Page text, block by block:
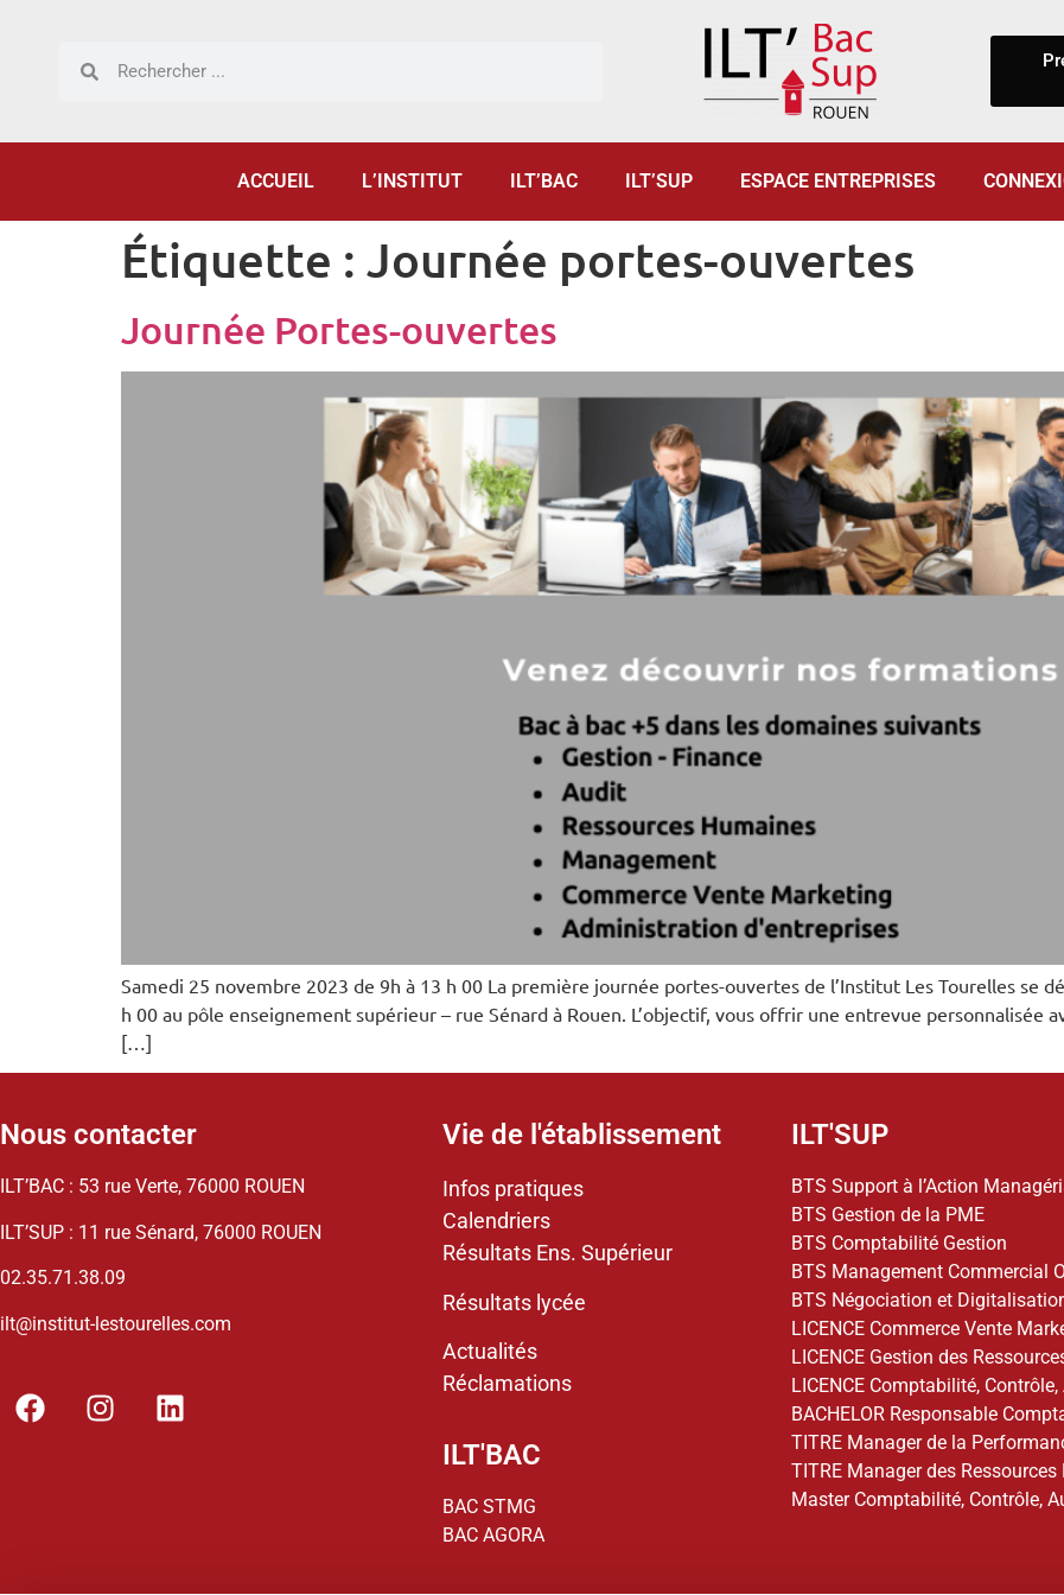
ACCUEIL L’INSTITUT ILT’BAC ILT’SUP ESPACE ENTREPRISES
Étiquette : Journée portes-ouvertes
Journée Portes-ouvertes
Samedi 25 novembre 2023 de 9h à 13 h 00 La première journée portes-ouvertes de l’Institut Les Tourelles se
h 00 au pôle enseignement supérieur – rue Sénard à Rouen. L’objectif, vous offrir une entrevue personnalisée
[…]
Nous contacter
ILT’BAC : 53 rue Verte, 76000 ROUEN
ILT’SUP : 11 rue Sénard, 76000 ROUEN
02.35.71.38.09
ilt@institut-lestourelles.com
Vie de l'établissement
Infos pratiques
Calendriers
Résultats Ens. Supérieur
Résultats lycée
Actualités
Réclamations
ILT'BAC
BAC STMG
BAC AGORA
ILT'SUP
BTS Support à l’Action
BTS Gestion de la PME
BTS Comptabilité Gestion
BTS Management Commercial
BTS Négociation et
LICENCE Commerce Vente
LICENCE Gestion des
LICENCE Comptabilité,
BACHELOR Responsable
TITRE Manager de la
TITRE Manager des
Master Comptabilité, Contrôle,